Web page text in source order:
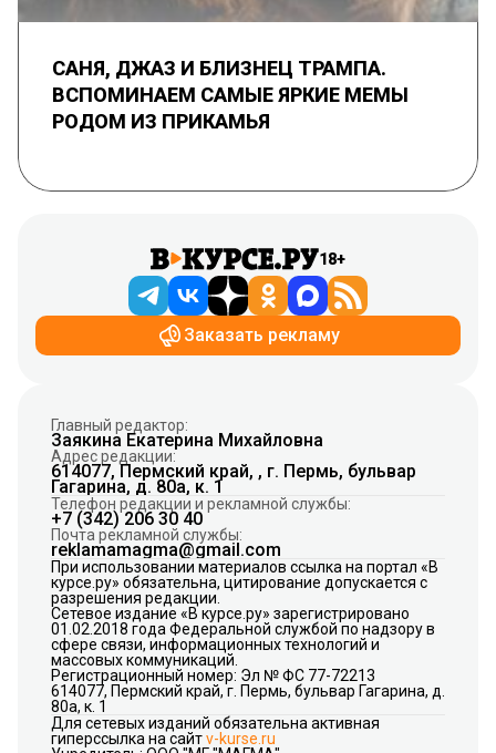
САНЯ, ДЖАЗ И БЛИЗНЕЦ ТРАМПА.
ВСПОМИНАЕМ САМЫЕ ЯРКИЕ МЕМЫ
РОДОМ ИЗ ПРИКАМЬЯ
18+
Заказать рекламу
Главный редактор:
Заякина Екатерина Михайловна
Адрес редакции:
614077, Пермский край, , г. Пермь, бульвар
Гагарина, д. 80а, к. 1
Телефон редакции и рекламной службы:
+7 (342) 206 30 40
Почта рекламной службы:
reklamamagma@gmail.com
При использовании материалов ссылка на портал «В
курсе.ру» обязательна, цитирование допускается с
разрешения редакции.
Сетевое издание «В курсе.ру» зарегистрировано
01.02.2018 года Федеральной службой по надзору в
сфере связи, информационных технологий и
массовых коммуникаций.
Регистрационный номер: Эл № ФС 77-72213
614077, Пермский край, г. Пермь, бульвар Гагарина, д.
80а, к. 1
Для сетевых изданий обязательна активная
гиперссылка на сайтv-kurse.ru